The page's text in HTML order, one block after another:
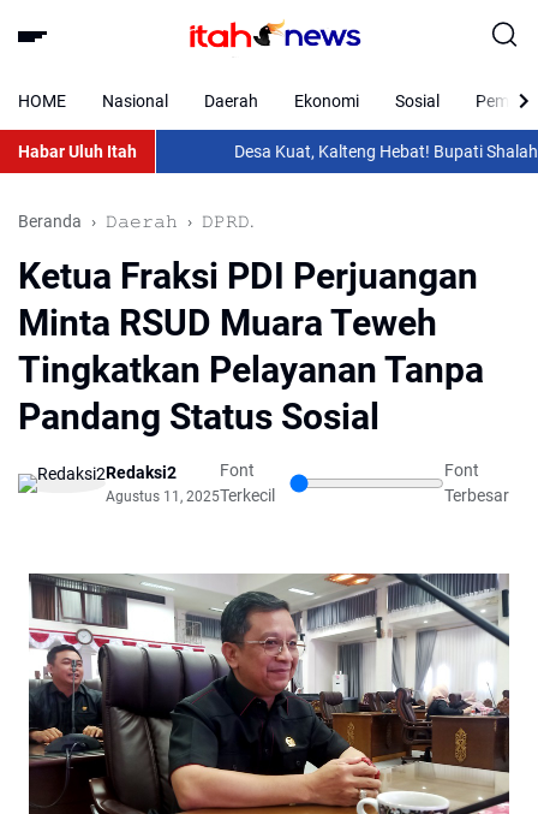
HOME Nasional Daerah Ekonomi Sosial
Habar Uluh Itah Desa Kuat, Kalteng Hebat! Bupati
Beranda 𝙳𝚊𝚎𝚛𝚊𝚑 𝙳𝙿𝚁𝙳.
Ketua Fraksi PDI Perjuangan
Minta RSUD Muara Teweh
Tingkatkan Pelayanan Tanpa
Pandang Status Sosial
Redaksi2
Agustus 11, 2025
Font
Terkecil
Font
Terbesar